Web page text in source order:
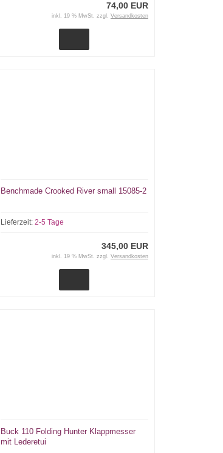
74,00 EUR
inkl. 19 % MwSt. zzgl. Versandkosten
Benchmade Crooked River small 15085-2
Lieferzeit: 2-5 Tage
345,00 EUR
inkl. 19 % MwSt. zzgl. Versandkosten
Buck 110 Folding Hunter Klappmesser
mit Lederetui